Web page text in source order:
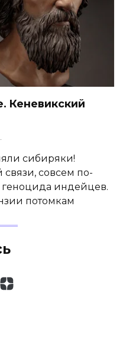
Кеневикский
сибиряки!
совсем по-
геноцида индейцев.
потомкам